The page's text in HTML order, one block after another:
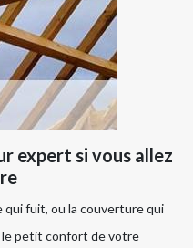
expert si vous allez
fuit, ou la couverture qui
petit confort de votre